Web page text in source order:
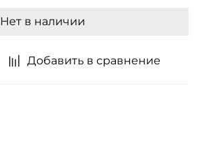
Добавить в сравнение
Нет в наличии